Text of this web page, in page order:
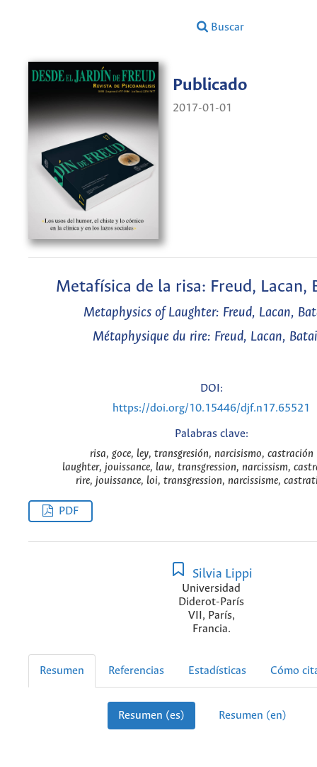
Buscar
Publicado
2017-01-01
Metafísica de la risa: Freud, Lacan,
Metaphysics of Laughter: Freud, Lacan,
Métaphysique du rire: Freud, Lacan,
DOI:
https://doi.org/10.15446/djf.n17.65521
Palabras clave:
risa, goce, ley, transgresión, narcisismo, castración
laughter, jouissance, law, transgression, narcissism,
rire, jouissance, loi, transgression, narcissisme,
PDF
Silvia Lippi
Universidad
Diderot-París
VII, París,
Francia.
Resumen Referencias Estadísticas Cómo
Resumen (es) Resumen (en)